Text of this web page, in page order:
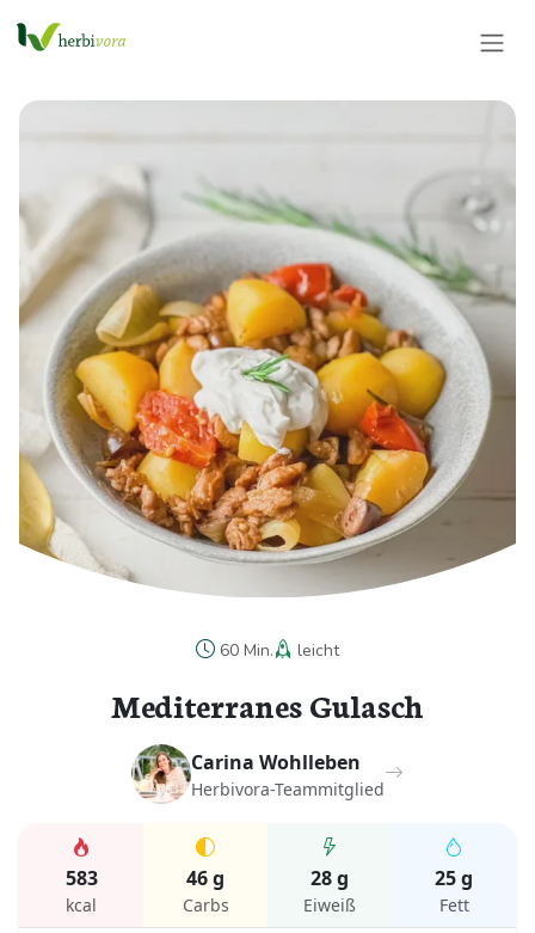
60 Min. leicht
Mediterranes Gulasch
Carina Wohlleben
Herbivora-Teammitglied
583
kcal
46 g
Carbs
28 g
Eiweiß
25 g
Fett